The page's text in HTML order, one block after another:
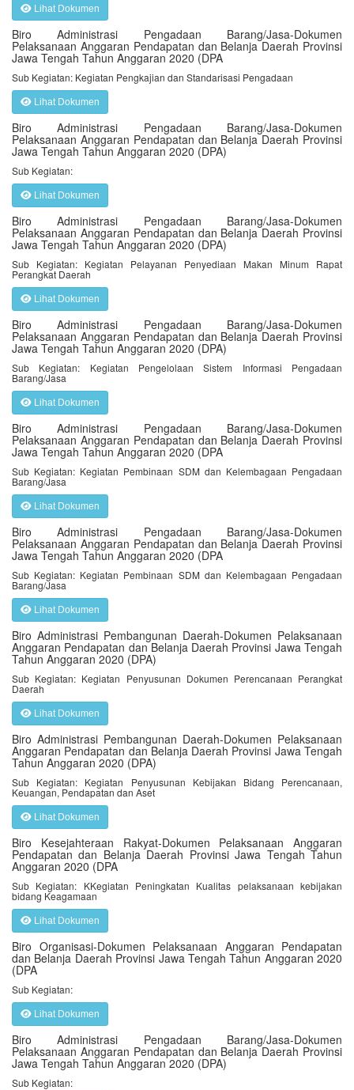
Lihat Dokumen
Biro Administrasi Pengadaan Barang/Jasa-Dokumen
Pelaksanaan Anggaran Pendapatan dan Belanja Daerah Provinsi
Jawa Tengah Tahun Anggaran 2020 (DPA
Sub Kegiatan: Kegiatan Pengkajian dan Standarisasi Pengadaan
Lihat Dokumen
Biro Administrasi Pengadaan Barang/Jasa-Dokumen
Pelaksanaan Anggaran Pendapatan dan Belanja Daerah Provinsi
Jawa Tengah Tahun Anggaran 2020 (DPA)
Sub Kegiatan:
Lihat Dokumen
Biro Administrasi Pengadaan Barang/Jasa-Dokumen
Pelaksanaan Anggaran Pendapatan dan Belanja Daerah Provinsi
Jawa Tengah Tahun Anggaran 2020 (DPA)
Sub Kegiatan: Kegiatan Pelayanan Penyediaan Makan Minum Rapat
Perangkat Daerah
Lihat Dokumen
Biro Administrasi Pengadaan Barang/Jasa-Dokumen
Pelaksanaan Anggaran Pendapatan dan Belanja Daerah Provinsi
Jawa Tengah Tahun Anggaran 2020 (DPA)
Sub Kegiatan: Kegiatan Pengelolaan Sistem Informasi Pengadaan
Barang/Jasa
Lihat Dokumen
Biro Administrasi Pengadaan Barang/Jasa-Dokumen
Pelaksanaan Anggaran Pendapatan dan Belanja Daerah Provinsi
Jawa Tengah Tahun Anggaran 2020 (DPA
Sub Kegiatan: Kegiatan Pembinaan SDM dan Kelembagaan Pengadaan
Barang/Jasa
Lihat Dokumen
Biro Administrasi Pengadaan Barang/Jasa-Dokumen
Pelaksanaan Anggaran Pendapatan dan Belanja Daerah Provinsi
Jawa Tengah Tahun Anggaran 2020 (DPA
Sub Kegiatan: Kegiatan Pembinaan SDM dan Kelembagaan Pengadaan
Barang/Jasa
Lihat Dokumen
Biro Administrasi Pembangunan Daerah-Dokumen Pelaksanaan
Anggaran Pendapatan dan Belanja Daerah Provinsi Jawa Tengah
Tahun Anggaran 2020 (DPA)
Sub Kegiatan: Kegiatan Penyusunan Dokumen Perencanaan Perangkat
Daerah
Lihat Dokumen
Biro Administrasi Pembangunan Daerah-Dokumen Pelaksanaan
Anggaran Pendapatan dan Belanja Daerah Provinsi Jawa Tengah
Tahun Anggaran 2020 (DPA)
Sub Kegiatan: Kegiatan Penyusunan Kebijakan Bidang Perencanaan,
Keuangan, Pendapatan dan Aset
Lihat Dokumen
Biro Kesejahteraan Rakyat-Dokumen Pelaksanaan Anggaran
Pendapatan dan Belanja Daerah Provinsi Jawa Tengah Tahun
Anggaran 2020 (DPA
Sub Kegiatan: KKegiatan Peningkatan Kualitas pelaksanaan kebijakan
bidang Keagamaan
Lihat Dokumen
Biro Organisasi-Dokumen Pelaksanaan Anggaran Pendapatan
dan Belanja Daerah Provinsi Jawa Tengah Tahun Anggaran 2020
(DPA
Sub Kegiatan:
Lihat Dokumen
Biro Administrasi Pengadaan Barang/Jasa-Dokumen
Pelaksanaan Anggaran Pendapatan dan Belanja Daerah Provinsi
Jawa Tengah Tahun Anggaran 2020 (DPA)
Sub Kegiatan: